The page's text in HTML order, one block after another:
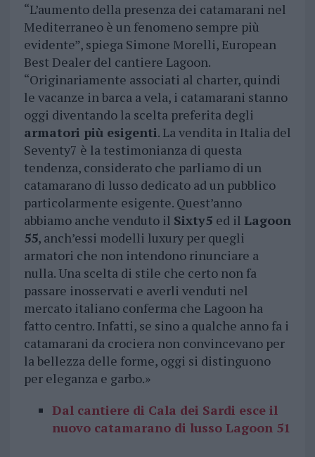
“L’aumento della presenza dei catamarani nel
Mediterraneo è un fenomeno sempre più
evidente”, spiega Simone Morelli, European
Best Dealer del cantiere Lagoon.
“Originariamente associati al charter, quindi
le vacanze in barca a vela, i catamarani stanno
oggi diventando la scelta preferita degli
armatori più esigenti. La vendita in Italia del
Seventy7 è la testimonianza di questa
tendenza, considerato che parliamo di un
catamarano di lusso dedicato ad un pubblico
particolarmente esigente. Quest’anno
abbiamo anche venduto il Sixty5 ed il Lagoon
55, anch’essi modelli luxury per quegli
armatori che non intendono rinunciare a
nulla. Una scelta di stile che certo non fa
passare inosservati e averli venduti nel
mercato italiano conferma che Lagoon ha
fatto centro. Infatti, se sino a qualche anno fa i
catamarani da crociera non convincevano per
la bellezza delle forme, oggi si distinguono
per eleganza e garbo.»
Dal cantiere di Cala dei Sardi esce il
nuovo catamarano di lusso Lagoon 51